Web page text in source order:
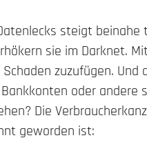
steigt
sie im Darknet.
zuzufügen.
oder andere
Die
geworden ist: